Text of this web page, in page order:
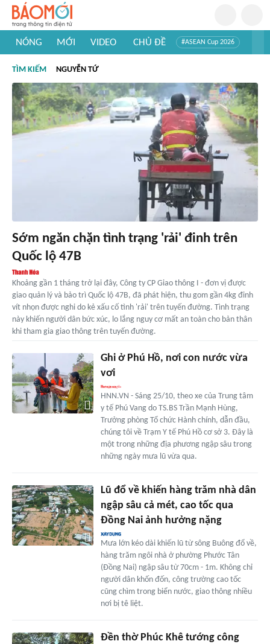
NÓNG MỚI VIDEO CHỦ ĐỀ #ASEAN Cup 2026
#Khám phá thế giới
TÌM KIẾM NGUYỄN TỨ
Sớm ngăn chặn tình trạng 'rải' đinh trên
Quốc lộ 47B
Khoảng gần 1 tháng trở lại đây, Công ty CP Giao thông I - đơn vị được
giao quản lý và bảo trì Quốc lộ 47B, đã phát hiện, thu gom gần 4kg đinh
vít nhọn được nghi do kẻ xấu cố tình 'rải' trên tuyến đường. Tình trạng
này khiến người dân bức xúc, lo lắng nguy cơ mất an toàn cho bản thân
khi tham gia giao thông trên tuyến đường.
Ghi ở Phú Hồ, nơi con nước vừa
vơi
HNN.VN - Sáng 25/10, theo xe của Trung tâm
y tế Phú Vang do TS.BS Trần Mạnh Hùng,
Trưởng phòng Tổ chức Hành chính, dẫn đầu,
chúng tôi về Trạm Y tế Phú Hồ cơ sở 3. Đây là
một trong những địa phương ngập sâu trong
những ngày mưa lũ vừa qua.
Lũ đổ về khiến hàng trăm nhà dân
ngập sâu cả mét, cao tốc qua
Đồng Nai ảnh hưởng nặng
Mưa lớn kéo dài khiến lũ từ sông Buông đổ về,
hàng trăm ngôi nhà ở phường Phước Tân
(Đồng Nai) ngập sâu từ 70cm - 1m. Không chỉ
người dân khốn đốn, công trường cao tốc
cũng chìm trong biển nước, giao thông nhiều
nơi bị tê liệt.
Đền thờ Phúc Khê tướng công